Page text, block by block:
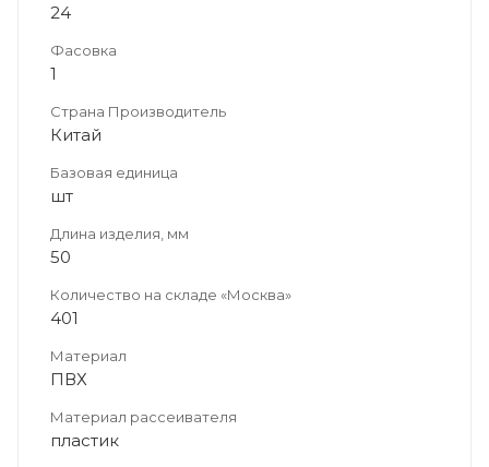
24
Фасовка
1
Страна Производитель
Китай
Базовая единица
шт
Длина изделия, мм
50
Количество на складе «Москва»
401
Материал
ПВХ
Материал рассеивателя
пластик